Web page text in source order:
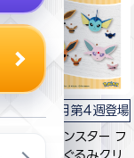
2025年9月第4週登場
ポケットモンスター フ
ェイスぬいぐるみクリ